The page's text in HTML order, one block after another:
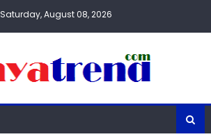
Saturday, August 08, 2026